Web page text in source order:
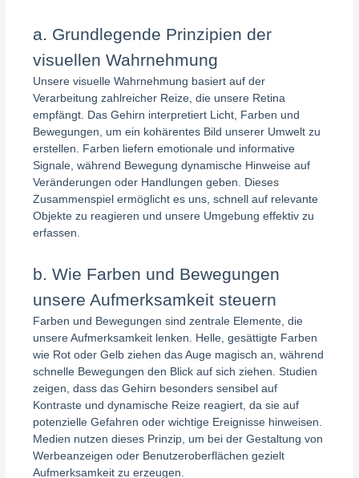
a. Grundlegende Prinzipien der
visuellen Wahrnehmung
Unsere visuelle Wahrnehmung basiert auf der
Verarbeitung zahlreicher Reize, die unsere Retina
empfängt. Das Gehirn interpretiert Licht, Farben und
Bewegungen, um ein kohärentes Bild unserer Umwelt zu
erstellen. Farben liefern emotionale und informative
Signale, während Bewegung dynamische Hinweise auf
Veränderungen oder Handlungen geben. Dieses
Zusammenspiel ermöglicht es uns, schnell auf relevante
Objekte zu reagieren und unsere Umgebung effektiv zu
erfassen.
b. Wie Farben und Bewegungen
unsere Aufmerksamkeit steuern
Farben und Bewegungen sind zentrale Elemente, die
unsere Aufmerksamkeit lenken. Helle, gesättigte Farben
wie Rot oder Gelb ziehen das Auge magisch an, während
schnelle Bewegungen den Blick auf sich ziehen. Studien
zeigen, dass das Gehirn besonders sensibel auf
Kontraste und dynamische Reize reagiert, da sie auf
potenzielle Gefahren oder wichtige Ereignisse hinweisen.
Medien nutzen dieses Prinzip, um bei der Gestaltung von
Werbeanzeigen oder Benutzeroberflächen gezielt
Aufmerksamkeit zu erzeugen.